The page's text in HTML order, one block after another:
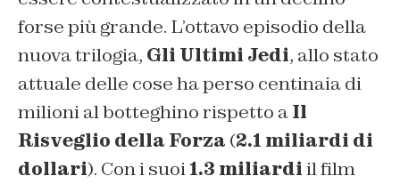
forse più grande. L’ottavo episodio della
nuova trilogia, Gli Ultimi Jedi, allo stato
attuale delle cose ha perso centinaia di
milioni al botteghino rispetto aIl
Risveglio della Forza (2.1 miliardi di
dollari). Con i suoi1.3 miliardiil film